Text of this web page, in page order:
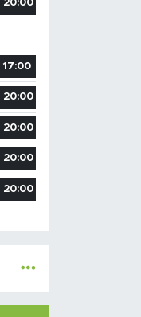
20:00
17:00
20:00
20:00
20:00
20:00